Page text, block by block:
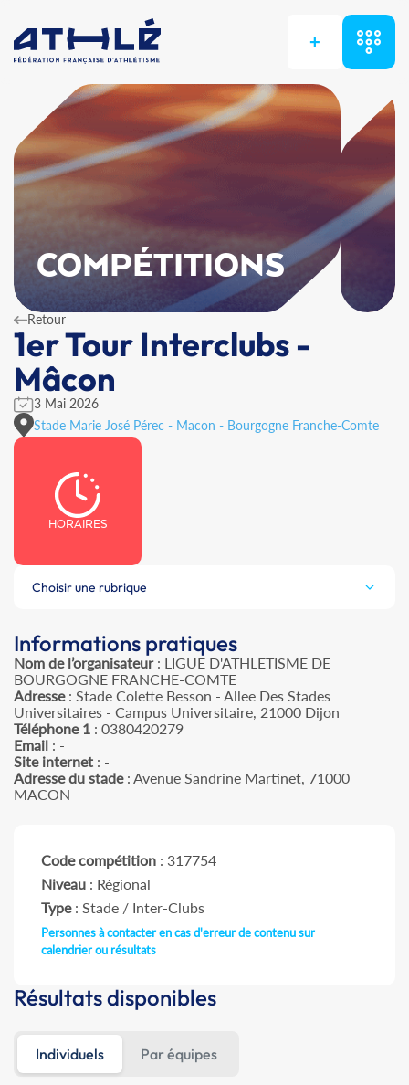
+
COMPÉTITIONS
Retour
1er Tour Interclubs -
Mâcon
3 Mai 2026
Stade Marie José Pérec - Macon - Bourgogne Franche-Comte
HORAIRES
Choisir une rubrique
Informations pratiques
Nom de l’organisateur: LIGUE D'ATHLETISME DE
BOURGOGNE FRANCHE-COMTE
Adresse: Stade Colette Besson - Allee Des Stades
Universitaires - Campus Universitaire, 21000 Dijon
Téléphone 1 : 0380420279
Email : -
Site internet : -
Adresse du stade: Avenue Sandrine Martinet, 71000
MACON
Code compétition : 317754
Niveau : Régional
Type: Stade / Inter-Clubs
Personnes à contacter en cas d'erreur de contenu sur
calendrier ou résultats
Résultats disponibles
Individuels Par équipes